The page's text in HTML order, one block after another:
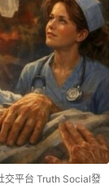
交平台 Truth Social發